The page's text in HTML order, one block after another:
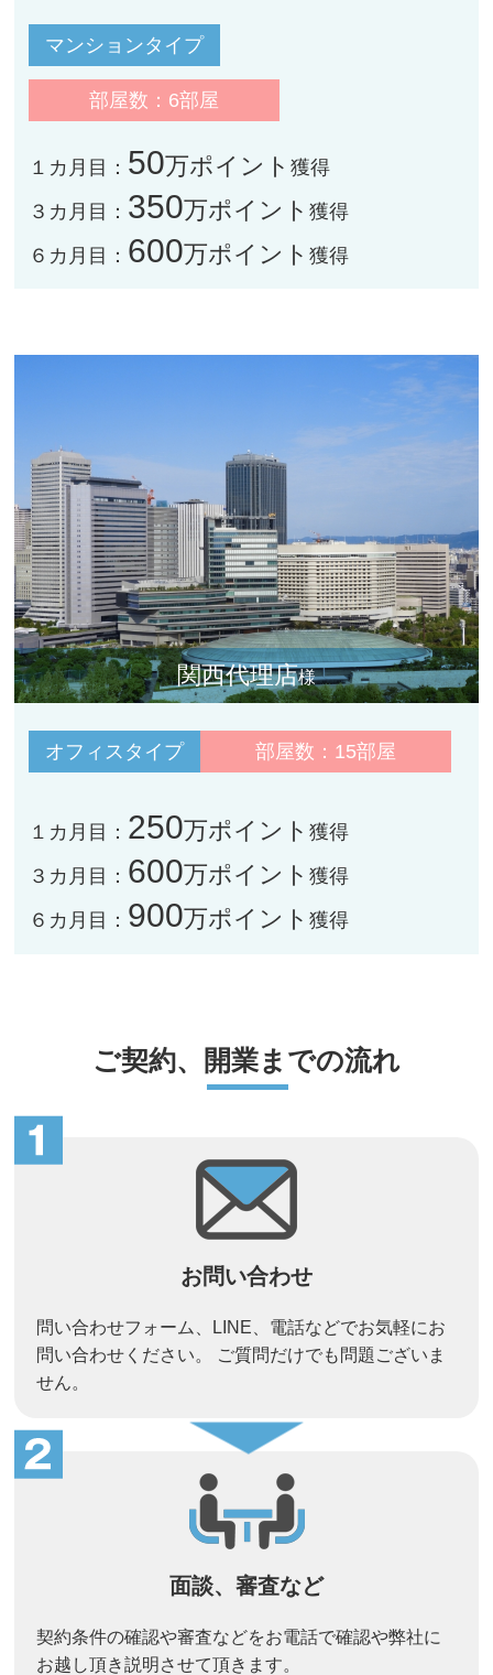
マンションタイプ
部屋数：6部屋
１カ月目： 50万ポイント獲得
３カ月目： 350万ポイント獲得
６カ月目： 600万ポイント獲得
関西代理店様
オフィスタイプ 部屋数：15部屋
１カ月目： 250万ポイント獲得
３カ月目： 600万ポイント獲得
６カ月目： 900万ポイント獲得
ご契約、開業までの流れ
お問い合わせ
問い合わせフォーム、LINE、電話などでお気軽にお
問い合わせください。 ご質問だけでも問題ございま
せん。
面談、審査など
契約条件の確認や審査などをお電話で確認や弊社に
お越し頂き説明させて頂きます。